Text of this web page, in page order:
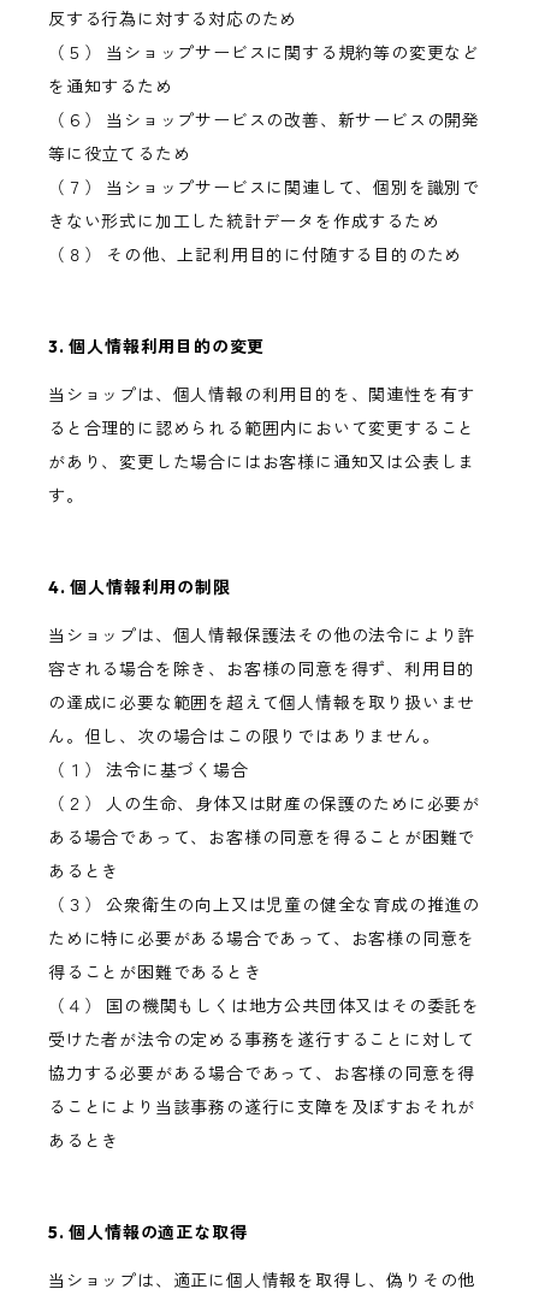
反する行為に対する対応のため
（５） 当ショップサービスに関する規約等の変更など
を通知するため
（６） 当ショップサービスの改善、新サービスの開発
等に役立てるため
（７） 当ショップサービスに関連して、個別を識別で
きない形式に加工した統計データを作成するため
（８） その他、上記利用目的に付随する目的のため
3. 個人情報利用目的の変更
当ショップは、個人情報の利用目的を、関連性を有す
ると合理的に認められる範囲内において変更すること
があり、変更した場合にはお客様に通知又は公表しま
す。
4. 個人情報利用の制限
当ショップは、個人情報保護法その他の法令により許
容される場合を除き、お客様の同意を得ず、利用目的
の達成に必要な範囲を超えて個人情報を取り扱いませ
ん。但し、次の場合はこの限りではありません。
（１） 法令に基づく場合
（２） 人の生命、身体又は財産の保護のために必要が
ある場合であって、お客様の同意を得ることが困難で
あるとき
（３） 公衆衛生の向上又は児童の健全な育成の推進の
ために特に必要がある場合であって、お客様の同意を
得ることが困難であるとき
（４） 国の機関もしくは地方公共団体又はその委託を
受けた者が法令の定める事務を遂行することに対して
協力する必要がある場合であって、お客様の同意を得
ることにより当該事務の遂行に支障を及ぼすおそれが
あるとき
5. 個人情報の適正な取得
当ショップは、適正に個人情報を取得し、偽りその他